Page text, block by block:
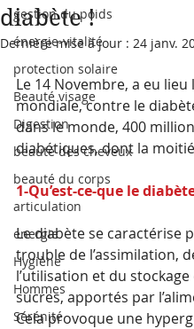
gestion du poids
énergie-vitalité
protection solaire
Beauté visage
Digestion
beauté des cheveux
beauté du corps
articulation
energie
Hygiène
Hommes
Sérénité
diabète !
Dernière mise à jour : 24 janv.
Le 14 Novembre, a eu
mondiale, contre le
dans le monde, 400
diabétiques, dont la moitié
1-Qu’est-ce-que le
Le diabète se caractérise
trouble de l’assimilation,
l’utilisation et du stockage
sucres, apportés par
Cela provoque une